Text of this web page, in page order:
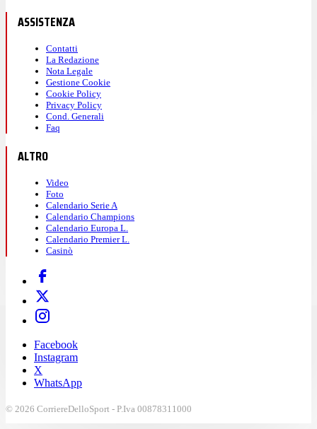
ASSISTENZA
Contatti
La Redazione
Nota Legale
Gestione Cookie
Cookie Policy
Privacy Policy
Cond. Generali
Faq
ALTRO
Video
Foto
Calendario Serie A
Calendario Champions
Calendario Europa L.
Calendario Premier L.
Casinò
Facebook
Instagram
X
WhatsApp
© 2026 CorriereDelloSport - P.Iva 00878311000